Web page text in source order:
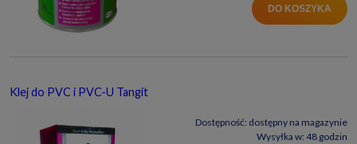
DO KOSZYKA
Klej do PVC i PVC-U Tangit
Dostępność: dostępny na magazynie
Wysyłka w: 48 godzin